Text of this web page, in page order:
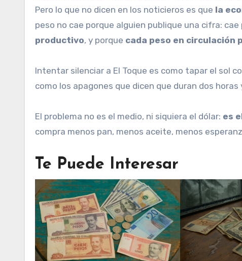
Pero lo que no dicen en los noticieros es que la
peso no cae porque alguien publique una cifra: cae
productivo, y porque cada peso en circulación
Intentar silenciar a El Toque es como tapar el sol
como los apagones que dicen que duran dos
El problema no es el medio, ni siquiera el dólar: es
compra menos pan, menos aceite, menos
Te Puede Interesar